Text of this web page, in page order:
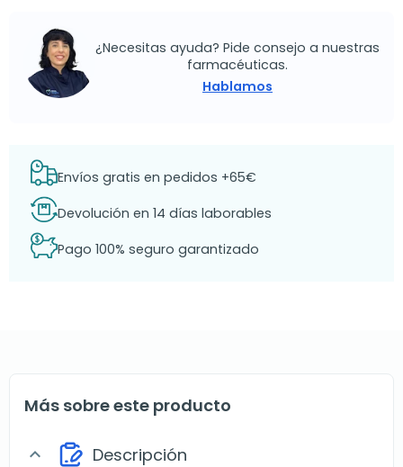
¿Necesitas ayuda? Pide consejo a nuestras
farmacéuticas.
Hablamos
Envíos gratis en pedidos +65€
Devolución en 14 días laborables
Pago 100% seguro garantizado
Más sobre este producto
expand_more Descripción